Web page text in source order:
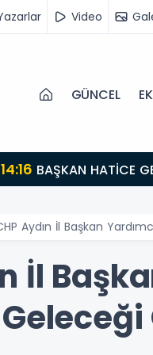
Video
GÜNCEL
14:16 BAŞKAN HATİCE
Aydın İl Başkan
İl